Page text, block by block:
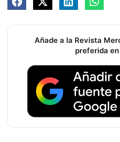
Añade a la Revista
preferida